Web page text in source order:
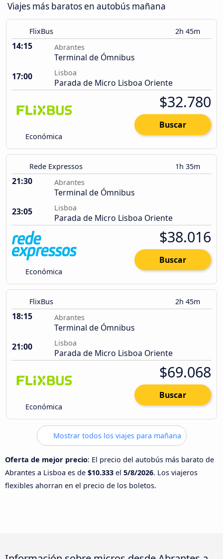
Viajes más baratos en autobús mañana
FlixBus 2h 45m
14:15 Abrantes
Terminal de Ómnibus
17:00
Lisboa
Parada de Micro Lisboa Oriente
Económica
$32.780
Buscar
Rede Expressos 1h 35m
21:30 Abrantes
Terminal de Ómnibus
23:05
Lisboa
Parada de Micro Lisboa Oriente
Económica
$38.016
Buscar
FlixBus 2h 45m
18:15 Abrantes
Terminal de Ómnibus
21:00
Lisboa
Parada de Micro Lisboa Oriente
Económica
$69.068
Buscar
Mostrar todos los viajes para mañana
Oferta de mejor precio: El precio del autobús más barato de
Abrantes a Lisboa es de $10.333 el 5/8/2026. Los viajeros
flexibles ahorran en el precio de los boletos.